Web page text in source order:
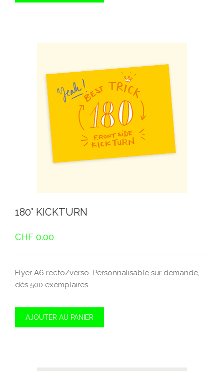
180° KICKTURN
CHF 0.00
Flyer A6 recto/verso. Personnalisable sur demande,
dès 500 exemplaires.
AJOUTER AU PANIER